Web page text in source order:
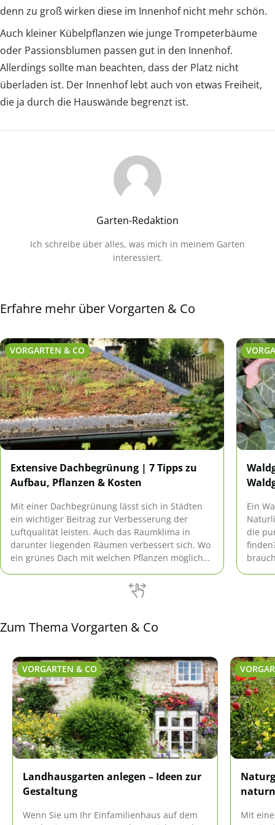
denn zu groß wirken diese im Innenhof nicht mehr schön.
Auch kleiner Kübelpflanzen wie junge Trompeterbäume
oder Passionsblumen passen gut in den Innenhof.
Allerdings sollte man beachten, dass der Platz nicht
überladen ist. Der Innenhof lebt auch von etwas Freiheit,
die ja durch die Hauswände begrenzt ist.
Garten-Redaktion
Ich schreibe über alles, was mich in meinem Garten
interessiert.
Erfahre mehr über Vorgarten & Co
VORGARTEN & CO
Extensive Dachbegrünung | 7 Tipps zu
Aufbau, Pflanzen & Kosten
Mit einer Dachbegrünung lässt sich in Städten
ein wichtiger Beitrag zur Verbesserung der
Luftqualität leisten. Auch das Raumklima in
darunter liegenden Räumen verbessert sich. Wo
ein grünes Dach mit welchen Pflanzen möglich
Ein
die
Zum Thema Vorgarten & Co
VORGARTEN & CO
Landhausgarten anlegen – Ideen zur
Gestaltung
Wenn Sie um Ihr Einfamilienhaus auf dem
Mit